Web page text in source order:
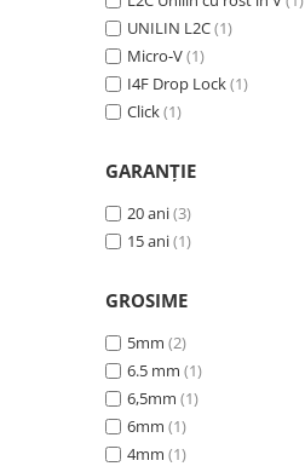
Stejar Maro Castaniu
Stejar Euris
Stejar Deschis
Stejar Royal
UNILIN L2C(1)
Micro-V(1)
I4F Drop Lock(1)
Click(1)
GARANȚIE
20 ani(3)
15 ani(1)
GROSIME
5mm (2)
6.5 mm (1)
6,5mm (1)
6mm (1)
4mm (1)